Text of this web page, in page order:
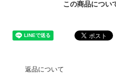
この商品につい
返品について